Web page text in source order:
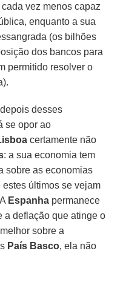
vez menos capaz
enquanto a sua
(os bilhões
dos bancos para
permitido resolver o
desses
se opor ao
certamente não
: a sua economia tem
sobre as economias
últimos se vejam
Espanha permanece
a deflação que atinge o
sobre a
País Basco, ela não